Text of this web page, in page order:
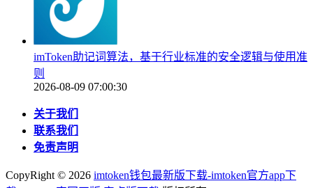
imToken助记词算法，基于行业标准的安全逻辑与使用准
则
2026-08-09 07:00:30
关于我们
联系我们
免责声明
CopyRight © 2026 imtoken钱包最新版下载-imtoken官方app下